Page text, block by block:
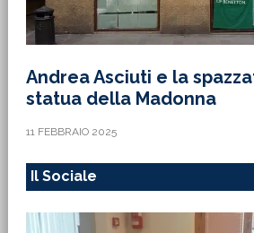
Andrea Asciuti e la
statua della Madonna
11 FEBBRAIO 2025
Il Sociale